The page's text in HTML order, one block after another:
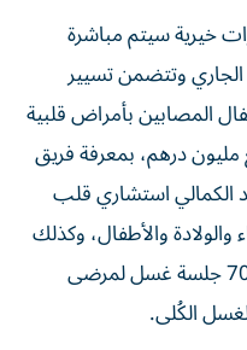
خيرية سيتم مباشرة
الجاري وتتضمن تسيير
للأطفال المصابين بأمراض قلبية
مليون درهم، بمعرفة فريق
الكمالي استشاري قلب
والأطفال، وكذلك
نصف مليون درهم سوف تغطي 700 جلسة غسل لمرضى
الكُلى.